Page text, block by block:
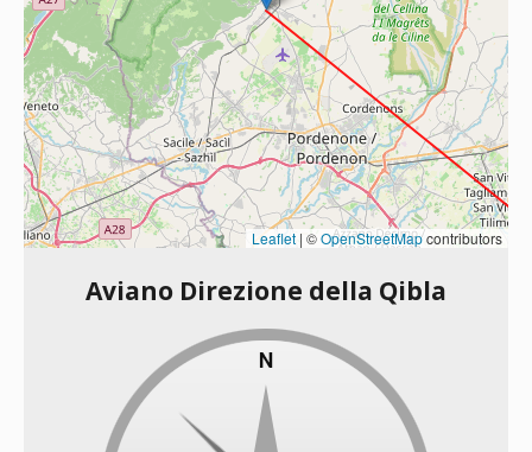
Leaflet | ©OpenStreetMapcontributors
Aviano Direzione della Qibla